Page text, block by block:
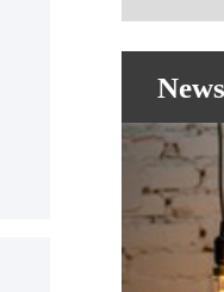
News